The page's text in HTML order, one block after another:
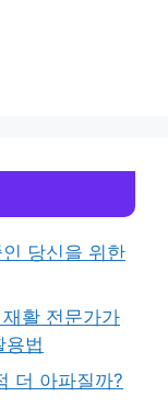
당신을 위한
활 전문가가
용법
더 아파질까?